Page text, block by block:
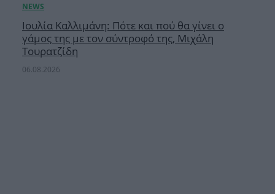
Ιουλία Καλλιμάνη: Πότε και πού θα γίνει ο
γάμος της με τον σύντροφό της, Μιχάλη
Τουρατζίδη
06.08.2026